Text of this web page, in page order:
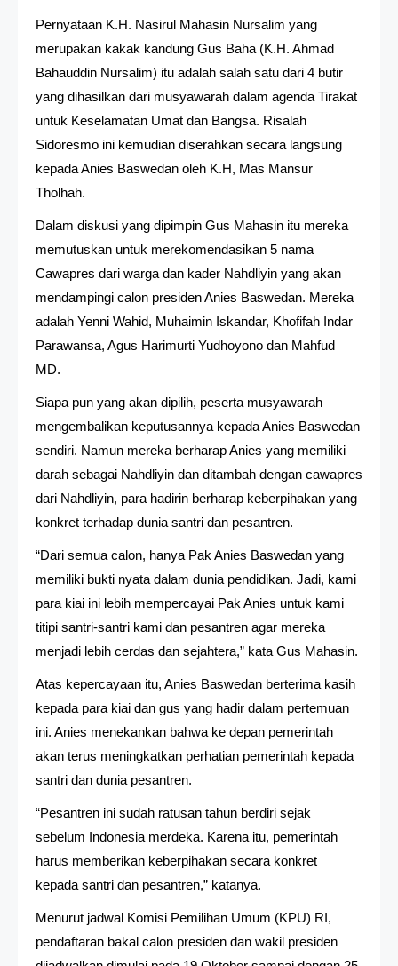
Pernyataan K.H. Nasirul Mahasin Nursalim yang
merupakan kakak kandung Gus Baha (K.H. Ahmad
Bahauddin Nursalim) itu adalah salah satu dari 4 butir
yang dihasilkan dari musyawarah dalam agenda Tirakat
untuk Keselamatan Umat dan Bangsa. Risalah
Sidoresmo ini kemudian diserahkan secara langsung
kepada Anies Baswedan oleh K.H, Mas Mansur
Tholhah.
Dalam diskusi yang dipimpin Gus Mahasin itu mereka
memutuskan untuk merekomendasikan 5 nama
Cawapres dari warga dan kader Nahdliyin yang akan
mendampingi calon presiden Anies Baswedan. Mereka
adalah Yenni Wahid, Muhaimin Iskandar, Khofifah Indar
Parawansa, Agus Harimurti Yudhoyono dan Mahfud
MD.
Siapa pun yang akan dipilih, peserta musyawarah
mengembalikan keputusannya kepada Anies Baswedan
sendiri. Namun mereka berharap Anies yang memiliki
darah sebagai Nahdliyin dan ditambah dengan cawapres
dari Nahdliyin, para hadirin berharap keberpihakan yang
konkret terhadap dunia santri dan pesantren.
“Dari semua calon, hanya Pak Anies Baswedan yang
memiliki bukti nyata dalam dunia pendidikan. Jadi, kami
para kiai ini lebih mempercayai Pak Anies untuk kami
titipi santri-santri kami dan pesantren agar mereka
menjadi lebih cerdas dan sejahtera,” kata Gus Mahasin.
Atas kepercayaan itu, Anies Baswedan berterima kasih
kepada para kiai dan gus yang hadir dalam pertemuan
ini. Anies menekankan bahwa ke depan pemerintah
akan terus meningkatkan perhatian pemerintah kepada
santri dan dunia pesantren.
“Pesantren ini sudah ratusan tahun berdiri sejak
sebelum Indonesia merdeka. Karena itu, pemerintah
harus memberikan keberpihakan secara konkret
kepada santri dan pesantren,” katanya.
Menurut jadwal Komisi Pemilihan Umum (KPU) RI,
pendaftaran bakal calon presiden dan wakil presiden